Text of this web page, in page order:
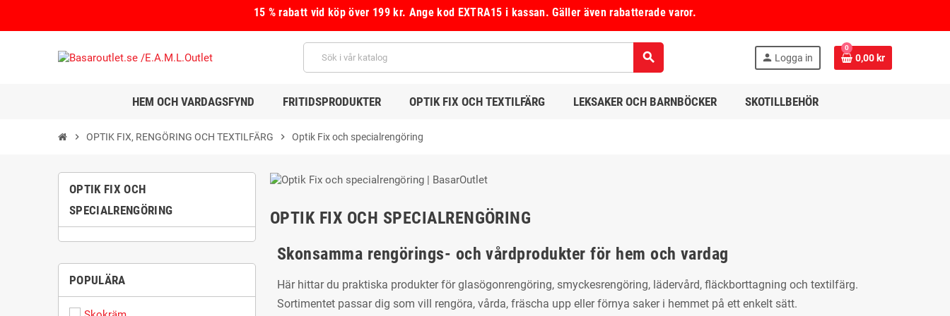
15 % rabatt vid köp över 199 kr. Ange kod EXTRA15 i kassan.Gäller även rabatterade varor.
search person Logga in
0
0,00 kr
HEM OCH VARDAGSFYND FRITIDSPRODUKTER OPTIK FIX OCH TEXTILFÄRG LEKSAKER OCH BARNBÖCKER SKOTILLBEHÖR
chevron_right OPTIK FIX, RENGÖRING OCH TEXTILFÄRG chevron_right Optik Fix och specialrengöring
OPTIK FIX OCH
SPECIALRENGÖRING
POPULÄRA
OPTIK FIX OCH SPECIALRENGÖRING
Skonsamma rengörings- och vårdprodukter för hem och vardag
Här hittar du praktiska produkter för glasögonrengöring, smyckesrengöring, lädervård, fläckborttagning och textilfärg.
Sortimentet passar dig som vill rengöra, vårda, fräscha upp eller förnya saker i hemmet på ett enkelt sätt.